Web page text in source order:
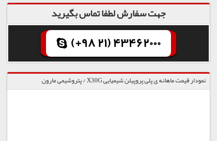
جهت سفارش لطفا تماس بگیرید
(+98 21) 43462000
نمودار قیمت ماهانه ی پلی پروپیلن شیمیایی X30G / پتروشیمی مارون